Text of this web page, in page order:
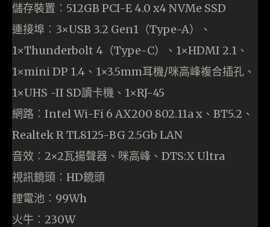
儲存裝置︰512GB PCI-E 4.0 x4 NVMe SSD
連接埠︰3×USB 3.2 Gen1（Type-A）、
1×Thunderbolt 4（Type-C）、1×HDMI 2.1、
1×mini DP 1.4、1×3.5mm耳機/咪高峰複合插孔、
1×UHS -II SD讀卡機、1×RJ-45
網路︰Intel Wi-Fi 6 AX200 802.11a x、BT5.2、
Realtek R TL8125-BG 2.5Gb LAN
音效︰2×2瓦揚聲器、咪高峰、DTS:X Ultra
視訊鏡頭︰HD鏡頭
鋰電池︰99Wh
火牛︰230W